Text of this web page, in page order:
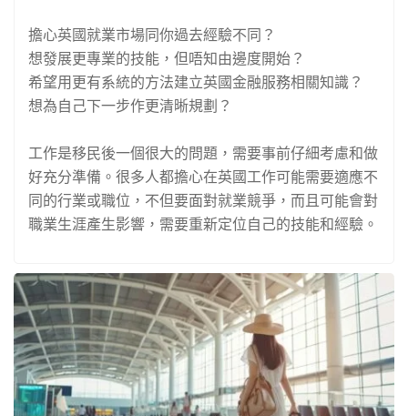
擔心英國就業市場同你過去經驗不同？
想發展更專業的技能，但唔知由邊度開始？
希望用更有系統的方法建立英國金融服務相關知識？
想為自己下一步作更清晰規劃？
工作是移民後一個很大的問題，需要事前仔細考慮和做
好充分準備。很多人都擔心在英國工作可能需要適應不
同的行業或職位，不但要面對就業競爭，而且可能會對
職業生涯產生影響，需要重新定位自己的技能和經驗。